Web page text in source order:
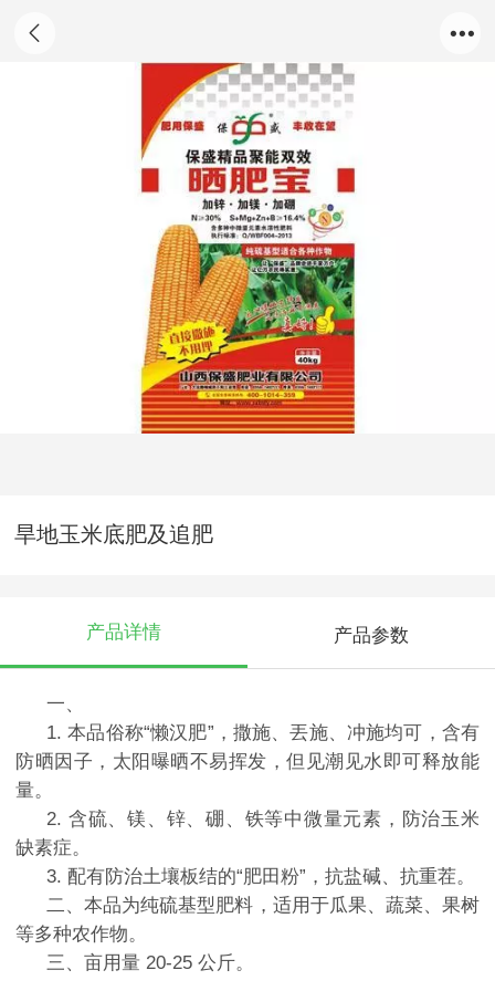
旱地玉米底肥及追肥
产品详情 产品参数
一、
1. 本品俗称“懒汉肥”，撒施、丟施、冲施均可，含有
防晒因子，太阳曝晒不易挥发，但见潮见水即可释放能
量。
2. 含硫、镁、锌、硼、铁等中微量元素，防治玉米
缺素症。
3. 配有防治土壤板结的“肥田粉”，抗盐碱、抗重茬。
二、本品为纯硫基型肥料，适用于瓜果、蔬菜、果树
等多种农作物。
三、亩用量 20-25 公斤。